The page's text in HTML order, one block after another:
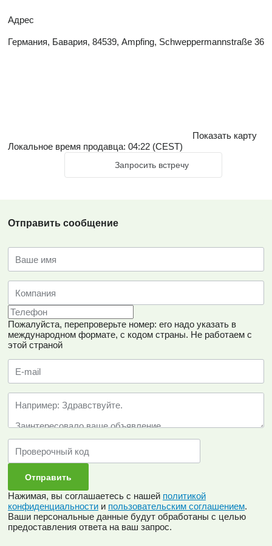
Адрес
Германия, Бавария, 84539, Ampfing, Schweppermannstraße 36
Показать карту
Локальное время продавца: 04:22 (CEST)
Запросить встречу
Отправить сообщение
Пожалуйста, перепроверьте номер: его надо указать в
международном формате, с кодом страны. Не работаем с
этой страной
Нажимая, вы соглашаетесь с нашей политикой
конфиденциальности и пользовательским соглашением.
Ваши персональные данные будут обработаны с целью
предоставления ответа на ваш запрос.